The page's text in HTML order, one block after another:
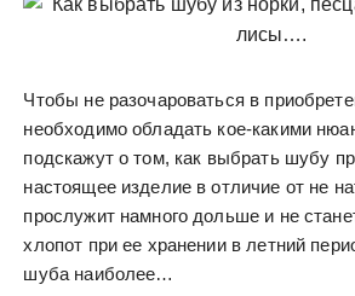
Чтобы не разочароваться в
необходимо обладать кое-какими
подскажут о том, как выбрать шубу
настоящее изделие в отличие от не
прослужит намного дольше и не
хлопот при ее хранении в летний
шуба наиболее…